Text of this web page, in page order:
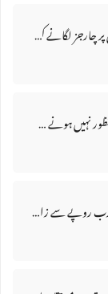
وزیراعلیٰ پنجاب نے پینے کے پانی کی بوتل پر چارجز لگانے کی تجویز مستر دکر دی
اسلام آباد ہائیکورٹ: ججز تعیناتی سمری منظور نہیں‌ ہونے کے خٌلاف فیصلہ محفوظ
پنجاب میں‌بلدیاتی انتخابات کے لئے 12 ارب روپے سے زائد مختص کرنے کی منظوری